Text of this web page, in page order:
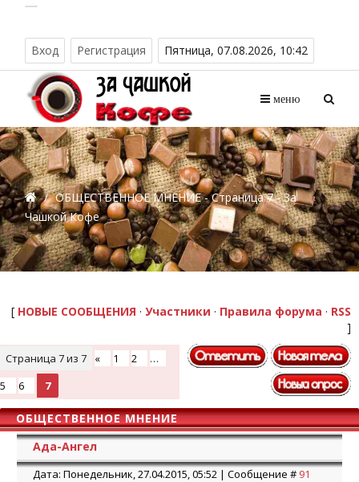
Вход Регистрация Пятница, 07.08.2026, 10:42
меню
/ ОБЩЕСТВЕННОЕ МНЕНИЕ - Страница 7 - За
Чашкой Кофе
[ НОВЫЕ СООБЩЕНИЯ · Участники · Правила форума · RSS
]
Страница 7из 7 « 1 2
…
5
6 7
ОБЩЕСТВЕННОЕ МНЕНИЕ
Ада-Ангел
Дата: Понедельник, 27.04.2015, 05:52 | Сообщение # 91